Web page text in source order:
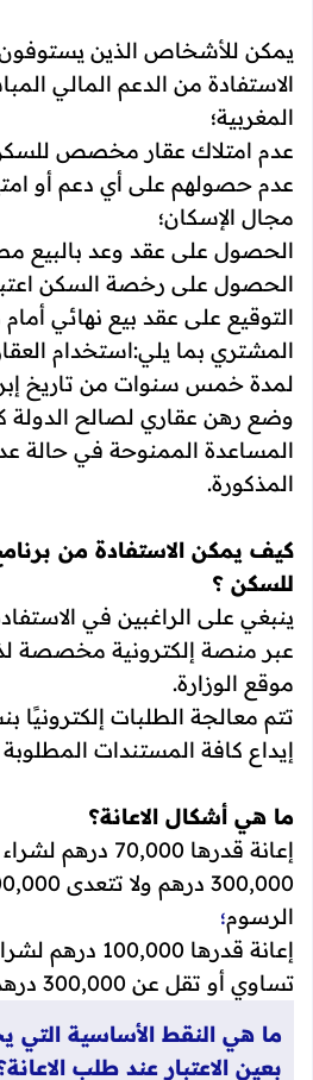
يمكن للأشخاص الذين يستوفون
الاستفادة من الدعم المالي
المغربية؛
عدم امتلاك عقار مخصص
عدم حصولهم على أي دعم أو
مجال الإسكان؛
الحصول على عقد وعد بالبيع
الحصول على رخصة السكن اعتبارًا من 1
التوقيع على عقد بيع نهائي
المشتري بما يلي:استخدام
لمدة خمس سنوات من تاريخ
وضع رهن عقاري لصالح الدولة
المساعدة الممنوحة في حالة
المذكورة.
كيف يمكن الاستفادة من
للسكن ؟
ينبغي على الراغبين في
عبر منصة إلكترونية مخصصة
موقع الوزارة.
إيداع كافة المستندات
ما هي أشكال الاعانة؟
إعانة قدرها
الرسوم؛
إعانة قدرها
تساوي أو تقل عن 300,000 درهم شاملة الرسوم.
ما هي النقط الأساسية التي
بعين الاعتبار عند طلب